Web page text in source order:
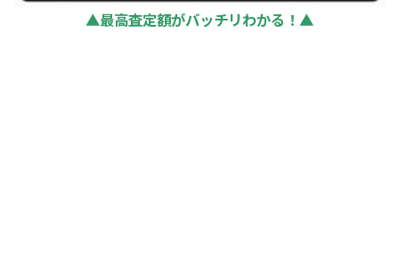
▲最高査定額がバッチリわかる！▲